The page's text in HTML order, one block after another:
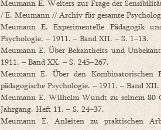
Meumann E. Weiters zur Frage der
/ E. Meumann // Archiv für gesamte
Meumann E. Experimentelle Pädagogik
Psychologie. – 1911. – Band XII. – S. 1–13.
Meumann E. Über Bekantheits und
1911. – Band XX. – S. 245–267.
Meumann E. Über den
pädagogische Psychologie. – 1911. – Band
Meumann E. Wilhelm Wundt zu seinem 80
Jahrgang. Heft 11. – S. 24–37.
Meumann E. Anleiten zu praktischen